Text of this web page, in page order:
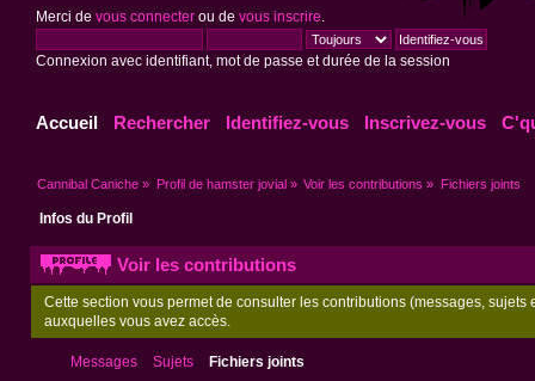
Merci de vous connecterou de vous inscrire
Connexion avec identifiant, mot de passe et durée de la session
Accueil Rechercher Identifiez-vous Inscrivez-vous
Cannibal Caniche » Profil de hamster jovial» Voir les contributions » Fichiers joints
Infos du Profil
Voir les contributions
Cette section vous permet de consulter les contributions (messages,
auxquelles vous avez accès.
Messages Sujets Fichiers joints